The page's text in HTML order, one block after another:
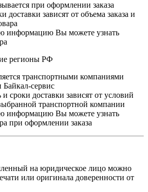
при оформлении заказа
доставки зависят от объема заказа и
информацию Вы можете узнать
регионы РФ
транспортными компаниями
сервис
сроки доставки зависят от условий
транспортной компании
информацию Вы можете узнать
при оформлении заказа
на юридическое лицо можно
или оригинала доверенности от